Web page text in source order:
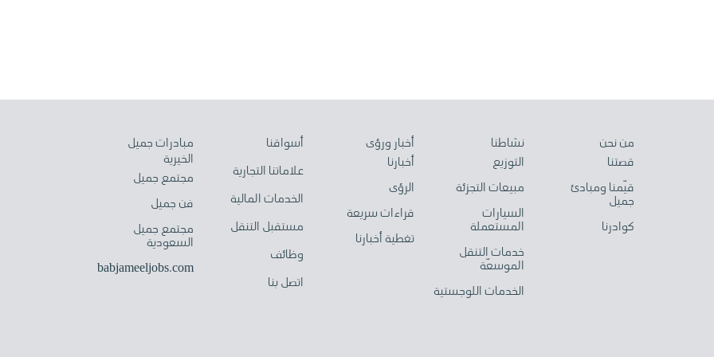
من نحن
قصتنا
قيّمنا ومبادئ
جميل
كوادرنا
نشاطنا
التوزيع
مبيعات التجزئة
السيارات
المستعملة
خدمات التنقل
الموسعّة
الخدمات اللوجستية
أخبار ورؤى
أخبارنا
الرؤى
قراءات سريعة
تغطية أخبارنا
أسواقنا
علاماتنا التجارية
الخدمات المالية
مستقبل التنقل
وظائف
اتصل بنا
مبادرات جميل
الخيرية
مجتمع جميل
فن جميل
مجتمع جميل
السعودية
babjameeljobs.com